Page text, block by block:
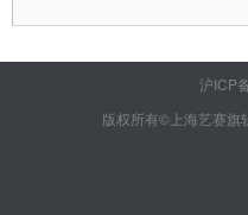
沪ICP
版权所有©上海艺赛旗